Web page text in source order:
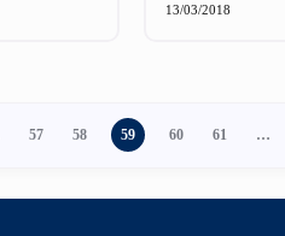
13/03/2018
57 58 59 60 61 …